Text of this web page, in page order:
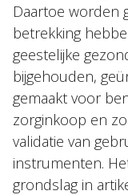
Daartoe worden
betrekking
geestelijke
bijgehouden,
gemaakt voor
zorginkoop en
validatie van
instrumenten.
grondslag in